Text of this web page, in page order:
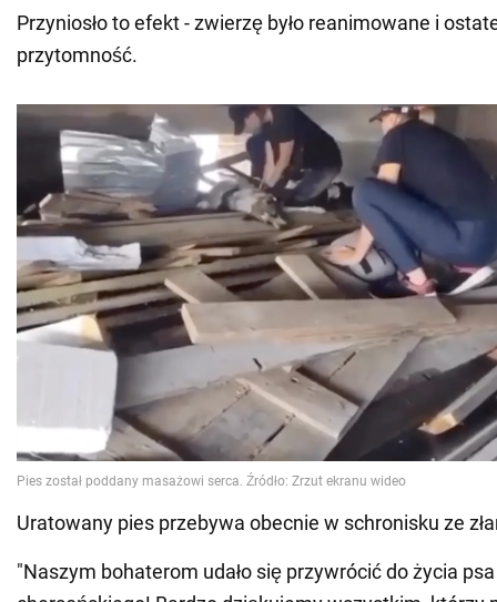
Przyniosło to efekt - zwierzę było reanimowane i
przytomność.
Uratowany pies przebywa obecnie w schronisku ze
"Naszym bohaterom udało się przywrócić do życia